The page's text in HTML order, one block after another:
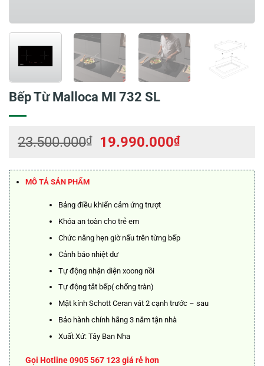
Bếp Từ Malloca MI 732 SL
23.500.000₫
Giá
là:
19.990.000₫Giá
tại
MÔ TẢ SẢN PHẨM
Bảng điều khiển cảm ứng trượt
Khóa an toàn cho trẻ em
Chức năng hẹn giờ nấu trên từng bếp
Cảnh báo nhiệt dư
Tự động nhận diện xoong nồi
Tự động tắt bếp( chống tràn)
Mặt kính Schott Ceran vát 2 cạnh trước – sau
Bảo hành chính hãng 3 năm tận nhà
Xuất Xứ: Tây Ban Nha
Gọi Hotline 0905 567 123 giá rẻ hơn